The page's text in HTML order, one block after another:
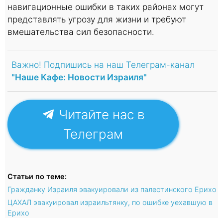
навигационные ошибки в таких районах могут
представлять угрозу для жизни и требуют
вмешательства сил безопасности.
Важно! Подпишись на наш Телеграм-канал
"Наше Кафе: Новости Израиля"
Читайте нас в
Телеграм
Статьи по теме:
Гражданку Израиля эвакуировали из палестинского Ерихо
ЦАХАЛ эвакуировал израильтянку, по ошибке уехавшую в
Ерихо